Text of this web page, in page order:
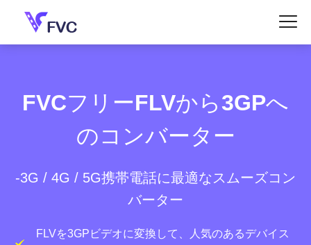
FVCフリーFLVから3GPへ
のコンバーター
-3G / 4G / 5G携帯電話に最適なスムーズコン
バーター
FLVを3GPビデオに変換して、人気のあるデバイス